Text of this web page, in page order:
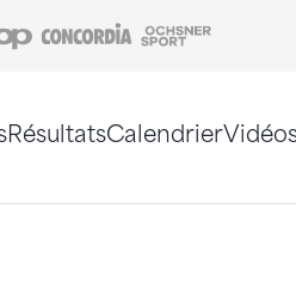
Coop Concordia
RésultatsCalendrier